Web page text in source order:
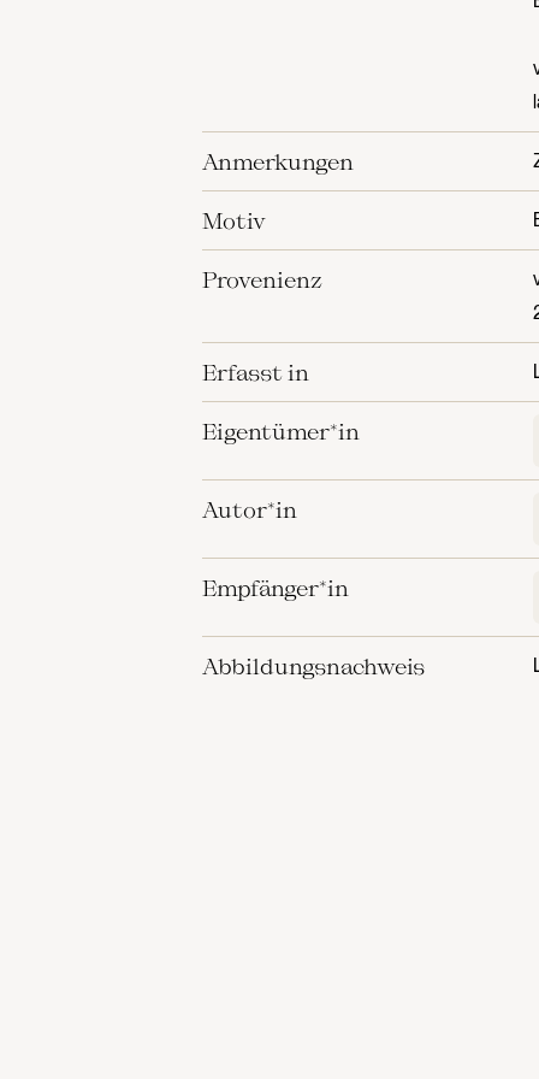
Anmerkungen
Motiv
Provenienz
Erfasst in
Eigentümer*in
Autor*in
Empfänger*in
Abbildungsnachweis